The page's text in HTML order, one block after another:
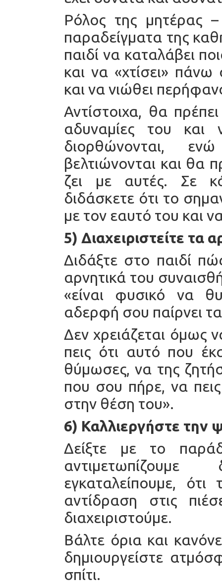
Ρόλος της μητέρας
παραδείγματα της
παιδί να καταλάβει
και να «χτίσει»
και να νιώθει
Αντίστοιχα, θα
αδυναμίες του και
διορθώνονται,
βελτιώνονται και θα
ζει με αυτές. Σε
διδάσκετε ότι το
με τον εαυτό του και
5) Διαχειριστείτε τα
Διδάξτε στο παιδί
αρνητικά του
«είναι φυσικό να
αδερφή σου παίρνει
Δεν χρειάζεται όμως
πεις ότι αυτό που
θύμωσες, να της
που σου πήρε, να
στην θέση του».
6) Καλλιεργήστε την
Δείξτε με το
εγκαταλείπουμε, ότι
αντίδραση στις
διαχειριστούμε.
Βάλτε όρια και
δημιουργείστε
σπίτι.